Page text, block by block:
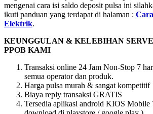
mengenai cara isi saldo deposit pulsa ini
ikuti panduan yang terdapat di halaman :
Elektrik.
KEUNGGULAN & KELEBIHAN
PPOB KAMI
Transaksi online 24 Jam Non-Stop 7
semua operator dan produk.
Harga pulsa murah & sangat kompetitif
Biaya reply transaksi GRATIS
Tersedia aplikasi android KIOS Mobile